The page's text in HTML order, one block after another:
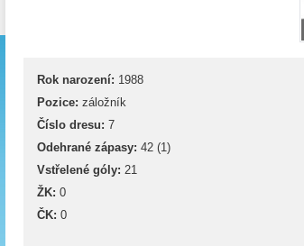
Rok narození: 1988
Pozice: záložník
Číslo dresu: 7
Odehrané zápasy: 42 (1)
Vstřelené góly: 21
ŽK: 0
ČK: 0